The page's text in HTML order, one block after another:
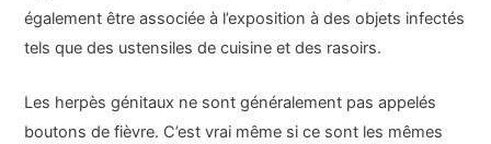
également être associée à l’exposition à des objets infectés
tels que des ustensiles de cuisine et des rasoirs.
Les herpès génitaux ne sont généralement pas appelés
boutons de fièvre. C’est vrai même si ce sont les mêmes